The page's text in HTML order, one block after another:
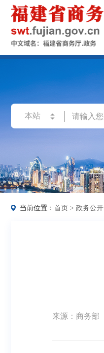
当前位置： 首页 > 政务公开
来源：商务部